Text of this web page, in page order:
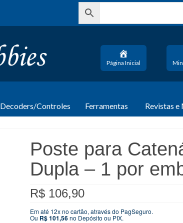
Página Inicial
Decoders/Controles Ferramentas Revistas e
Poste para
Dupla – 1 por
R$106,90
Em até 12x no cartão, através do PagSeguro.
Ou R$101,56no Depósito ou PIX.